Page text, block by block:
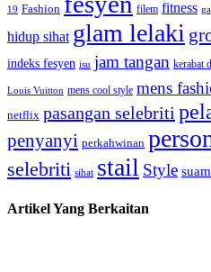
19 Fashion filem fitness
hidup sihat glam lelaki
indeks fesyen isu jam tangan kerabat
Louis Vuitton mens cool style mens
netflix pasangan selebriti
penyanyi perkahwinan
selebriti sihat stail Style
Artikel Yang Berkaitan